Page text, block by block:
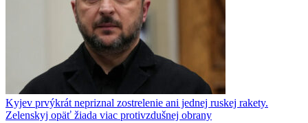
Kyjev prvýkrát nepriznal zostrelenie ani jednej ruskej rakety.
Zelenskyj opäť žiada viac protivzdušnej obrany